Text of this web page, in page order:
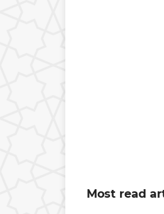
Most read